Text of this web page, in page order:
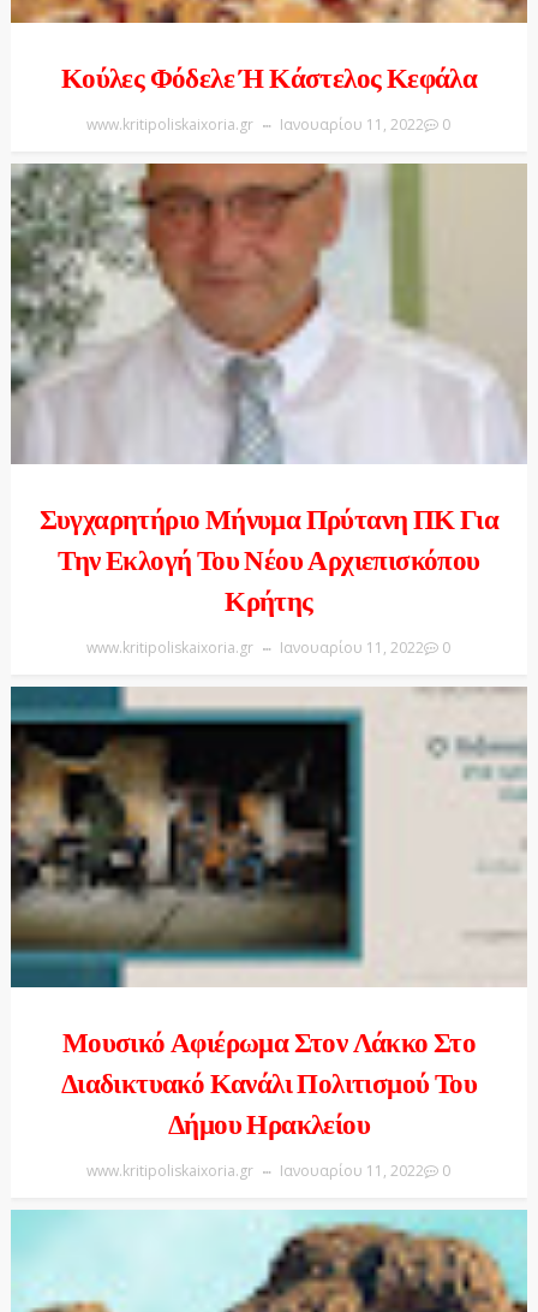
Κούλες Φόδελε Ή Κάστελος Κεφάλα
www.kritipoliskaixoria.gr Ιανουαρίου 11, 2022 0
Συγχαρητήριο Μήνυμα Πρύτανη ΠΚ Για
Την Εκλογή Του Νέου Αρχιεπισκόπου
Κρήτης
www.kritipoliskaixoria.gr Ιανουαρίου 11, 2022 0
Μουσικό Αφιέρωμα Στον Λάκκο Στο
Διαδικτυακό Κανάλι Πολιτισμού Του
Δήμου Ηρακλείου
www.kritipoliskaixoria.gr Ιανουαρίου 11, 2022 0